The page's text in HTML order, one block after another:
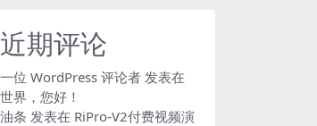
近期评论
一位 WordPress 评论者 发表在
世界，您好！
油条 发表在 RiPro-V2付费视频演